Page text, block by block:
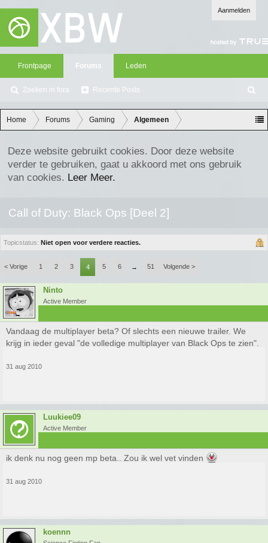
Aanmelden
Frontpage Forums
Zoeken in fora Recente Posts
Leden
oe
ke
n
Home Forums Gaming Algemeen
Deze website gebruikt cookies. Door deze website
verder te gebruiken, gaat u akkoord met ons gebruik
van cookies. Leer Meer.
Call of Duty: Black Ops [Deel 2]
Topicstatus: Niet open voor verdere reacties.
< Vorige 1 2 3 4 5 6 → 51 Volgende >
Ninto
Active Member
Vandaag de multiplayer beta? Of slechts een nieuwe trailer. We
krijg in ieder geval "de volledige multiplayer van Black Ops te zien".
31 aug 2010
Luukiee09
Active Member
ik denk nu nog geen mp beta.. Zou ik wel vet vinden
31 aug 2010
koennn